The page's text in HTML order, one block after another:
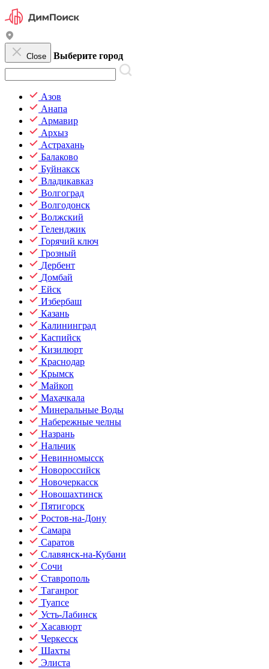
Close Выберите город
Азов
Анапа
Армавир
Архыз
Астрахань
Балаково
Буйнакск
Владикавказ
Волгоград
Волгодонск
Волжский
Геленджик
Горячий ключ
Грозный
Дербент
Домбай
Ейск
Избербаш
Казань
Калининград
Каспийск
Кизилюрт
Краснодар
Крымск
Майкоп
Махачкала
Минеральные Воды
Набережные челны
Назрань
Нальчик
Невинномысск
Новороссийск
Новочеркасск
Новошахтинск
Пятигорск
Ростов-на-Дону
Самара
Саратов
Славянск-на-Кубани
Сочи
Ставрополь
Таганрог
Туапсе
Усть-Лабинск
Хасавюрт
Черкесск
Шахты
Элиста